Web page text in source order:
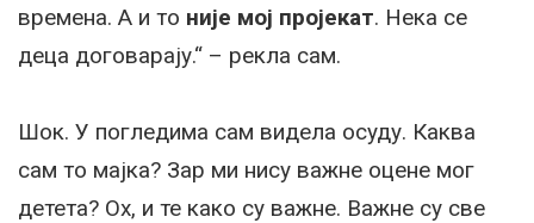
времена. А и то није мој пројекат. Нека се
деца договарају.“ – рекла сам.
Шок. У погледима сам видела осуду. Каква
сам то мајка? Зар ми нису важне оцене мог
детета? Ох, и те како су важне. Важне су све